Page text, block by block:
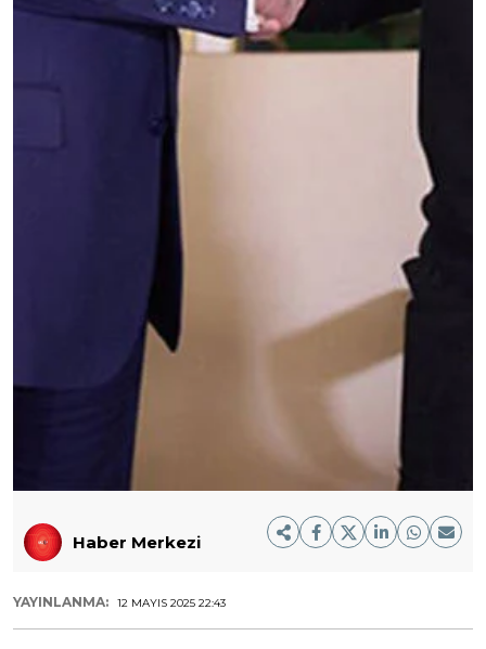
Haber Merkezi
YAYINLANMA: 12 MAYIS 2025 22:43